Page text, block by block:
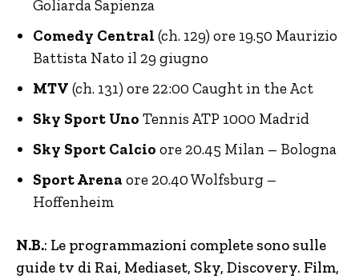
Goliarda Sapienza
Comedy Central (ch. 129) ore 19.50 Maurizio
Battista Nato il 29 giugno
MTV (ch. 131) ore 22:00 Caught in the Act
Sky Sport Uno Tennis ATP 1000 Madrid
Sky Sport Calcio ore 20.45 Milan – Bologna
Sport Arena ore 20.40 Wolfsburg –
Hoffenheim
N.B.: Le programmazioni complete sono sulle
guide tv di Rai, Mediaset, Sky, Discovery. Film,